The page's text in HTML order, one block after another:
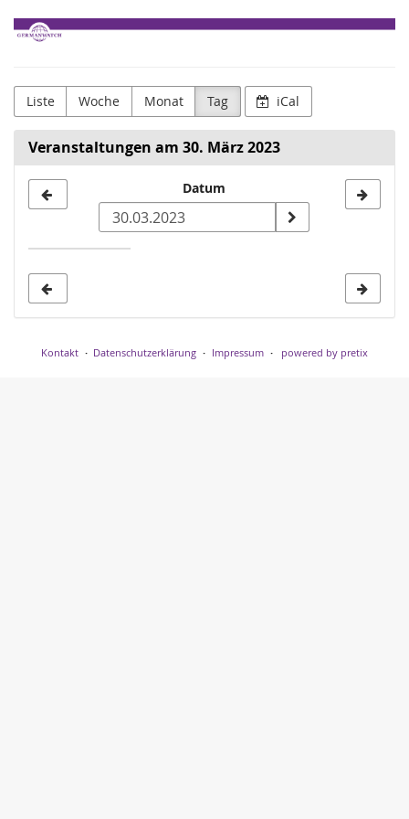
Zum
Haupt-
Germanwatch
Liste Woche Monat Tag iCal
Veranstaltungen am 30. März 2023
zur
Anzeige
Datum
Kontakt Datenschutzerklärung Impressum powered by pretix